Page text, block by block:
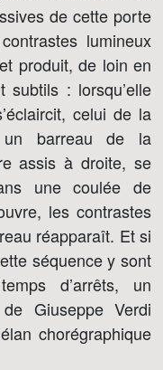
de cette porte
lumineux
produit, de loin en
subtils : lorsqu’elle
celui de la
un barreau de la
assis à droite, se
une coulée de
les contrastes
réapparaît. Et si
séquence y sont
d’arrêts, un
Giuseppe Verdi
chorégraphique